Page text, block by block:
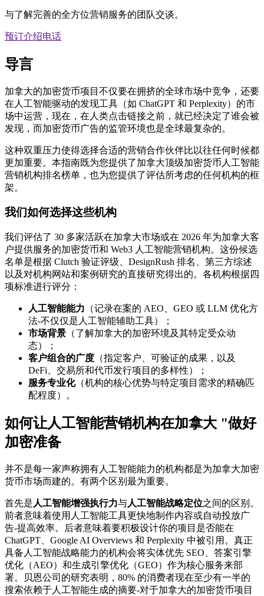
与了解完善的全方位营销服务的团队交谈。
预订介绍电话
导言
加拿大的加密货币项目不仅要在拥挤的全球市场中竞争，还要
在人工智能驱动的发现工具（如 ChatGPT 和 Perplexity）的市
场中运营，现在，在人类点击链接之前，就已经决定了谁会被
发现，而加密货币广告的监管环境也是全球最复杂的。
这种双重压力使得选择合适的营销合作伙伴比以往任何时候都
更加重要。本指南既为您提供了加拿大顶级加密货币人工智能
营销机构排名榜单，也为您提供了评估所考虑的任何机构的框
架。
我们如何选择这些机构
我们评估了 30 多家活跃在加拿大市场或在 2026 年为加拿大客
户提供服务的加密货币和 Web3 人工智能营销机构。这份候选
名单是根据 Clutch 验证评级、DesignRush 排名、第三方综述
以及对机构网站和案例研究的直接研究得出的。各机构根据四
项标准进行评分：
人工智能能力 （记录在案的 AEO、GEO 或 LLM 优化方
法-不仅仅是人工智能辅助工具）；
市场背景 （了解加拿大的加密环境及其特定受众动
态）；
客户组合的广度 （指定客户、可验证的成果，以及
DeFi、交易所和代币发行项目的多样性）；
服务专业化（机构的核心优势与特定项目需求的精确匹
配程度）。
如何让人工智能营销机构在加拿大 "做好
加密准备
并不是每一家声称拥有人工智能能力的机构都是为加拿大加密
货币市场而建的。有两个区别最为重要。
首先是 人工智能增强执行力与人工智能战略定位之间的区别。
前者意味着使用人工智能工具更快地制作内容或自动投放广
告-提高效率。后者意味着要积极设计你的项目是否能在
ChatGPT、Google AI Overviews 和 Perplexity 中被引用。真正
具备人工智能战略能力的机构会将实体优先 SEO、答案引擎
优化（AEO）和生成引擎优化（GEO）作为核心服务来部
署。贝恩公司的研究表明，80% 的消费者现在至少有一半的
搜索依赖于人工智能生成的摘要-对于加拿大的加密货币项目